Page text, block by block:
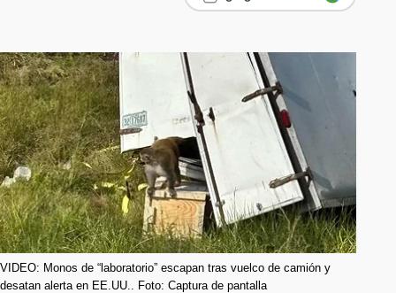
VIDEO: Monos de “laboratorio” escapan tras vuelco de camión y
desatan alerta en EE.UU.. Foto: Captura de pantalla